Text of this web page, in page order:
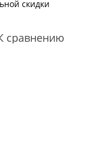
скидки
сравнению